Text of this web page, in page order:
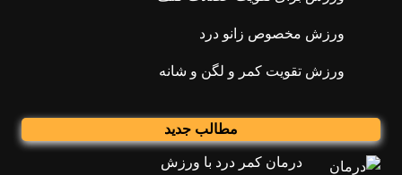
ورزش مخصوص زانو درد
ورزش تقویت کمر و لگن و شانه
مطالب جدید
درمان کمر درد با ورزش